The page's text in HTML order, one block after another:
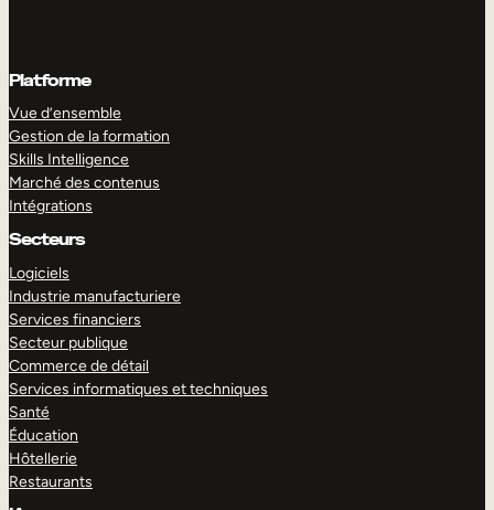
Platforme
Vue d’ensemble
Gestion de la formation
Skills Intelligence
Marché des contenus
Intégrations
Secteurs
Logiciels
Industrie manufacturiere
Services financiers
Secteur publique
Commerce de détail
Services informatiques et techniques
Santé
Éducation
Hôtellerie
Restaurants